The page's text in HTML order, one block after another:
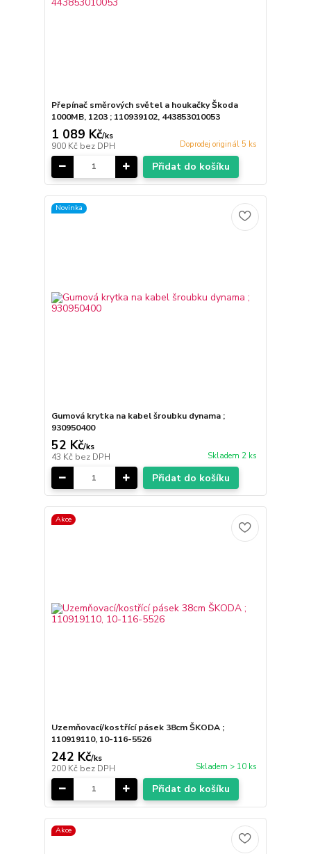
Přepínač směrových světel a houkačky Škoda
1000MB, 1203 ; 110939102, 443853010053
1 089 Kč/ks
900 Kč bez DPH Doprodej originál 5 ks
Přidat do košíku
Novinka
Gumová krytka na kabel šroubku dynama ;
930950400
52 Kč/ks
43 Kč bez DPH Skladem 2 ks
Přidat do košíku
Akce
Uzemňovací/kostřící pásek 38cm ŠKODA ;
110919110, 10-116-5526
242 Kč/ks
200 Kč bez DPH Skladem > 10 ks
Přidat do košíku
Akce